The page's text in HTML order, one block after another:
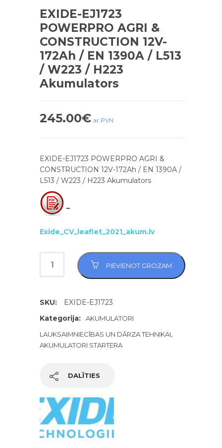
EXIDE-EJ1723
POWERPRO AGRI &
CONSTRUCTION 12V-
172Ah / EN 1390A / L513
/ W223 / H223
Akumulators
245.00€ ar PVN
EXIDE-EJ1723 POWERPRO AGRI &
CONSTRUCTION 12V-172Ah / EN 1390A /
L513 / W223 / H223 Akumulators
–
Exide_CV_leaflet_2021_akum.lv
PIEVIENOT GROZAM
SKU:
EXIDE-EJ1723
Kategorija:
AKUMULATORI
LAUKSAIMNIECĪBAS UN DĀRZA TEHNIKAI,
AKUMULATORI STARTERA
DALĪTIES